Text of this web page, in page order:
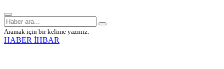
Aramak için bir kelime yazınız.
HABER İHBAR